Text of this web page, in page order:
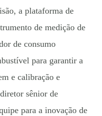
a plataforma de
de medição de
de consumo
para garantir a
e calibração e
sênior de
para a inovação de